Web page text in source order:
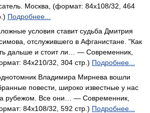
Москва, (формат: 84x108/32, 464
Подробнее...
условия ставит судьба Дмитрия
отслужившего в Афганистане. "Как
дальше и стоит ли… — Современник,
84x210/32, 304 стр.) Подробнее...
Владимира Мирнева вошли
повести, широко известные у нас
рубежом. Все они… — Современник,
84x108/32, 592 стр.) Подробнее...